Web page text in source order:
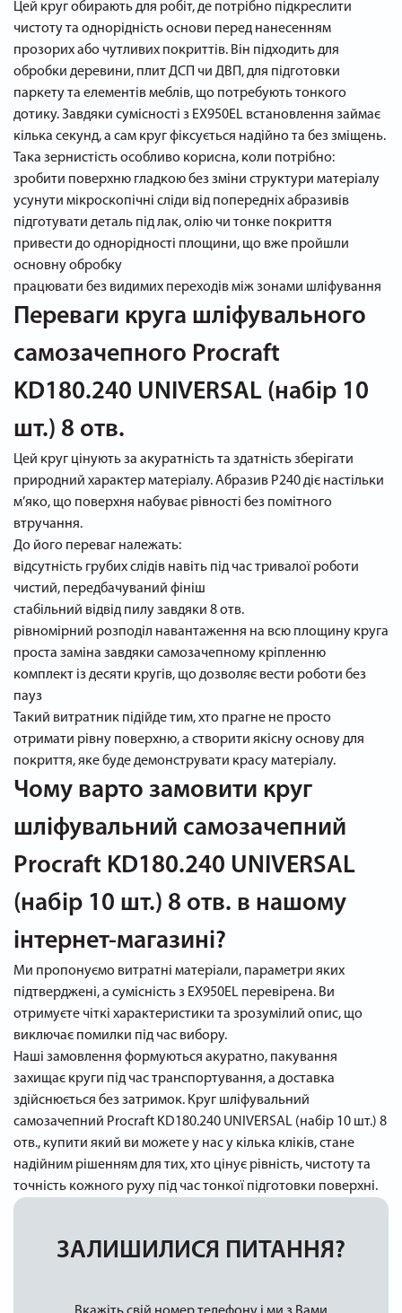
Цей круг обирають для робіт, де потрібно підкреслити
чистоту та однорідність основи перед нанесенням
прозорих або чутливих покриттів. Він підходить для
обробки деревини, плит ДСП чи ДВП, для підготовки
паркету та елементів меблів, що потребують тонкого
дотику. Завдяки сумісності з EX950EL встановлення займає
кілька секунд, а сам круг фіксується надійно та без зміщень.
Така зернистість особливо корисна, коли потрібно:
зробити поверхню гладкою без зміни структури матеріалу
усунути мікроскопічні сліди від попередніх абразивів
підготувати деталь під лак, олію чи тонке покриття
привести до однорідності площини, що вже пройшли
основну обробку
працювати без видимих переходів між зонами шліфування
Переваги круга шліфувального
самозачепного Procraft
KD180.240 UNIVERSAL (набір 10
шт.) 8 отв.
Цей круг цінують за акуратність та здатність зберігати
природний характер матеріалу. Абразив P240 діє настільки
м’яко, що поверхня набуває рівності без помітного
втручання.
До його переваг належать:
відсутність грубих слідів навіть під час тривалої роботи
чистий, передбачуваний фініш
стабільний відвід пилу завдяки 8 отв.
рівномірний розподіл навантаження на всю площину круга
проста заміна завдяки самозачепному кріпленню
комплект із десяти кругів, що дозволяє вести роботи без
пауз
Такий витратник підійде тим, хто прагне не просто
отримати рівну поверхню, а створити якісну основу для
покриття, яке буде демонструвати красу матеріалу.
Чому варто замовити круг
шліфувальний самозачепний
Procraft KD180.240 UNIVERSAL
(набір 10 шт.) 8 отв. в нашому
інтернет-магазині?
Ми пропонуємо витратні матеріали, параметри яких
підтверджені, а сумісність з EX950EL перевірена. Ви
отримуєте чіткі характеристики та зрозумілий опис, що
виключає помилки під час вибору.
Наші замовлення формуються акуратно, пакування
захищає круги під час транспортування, а доставка
здійснюється без затримок. Круг шліфувальний
самозачепний Procraft KD180.240 UNIVERSAL (набір 10 шт.) 8
отв., купити який ви можете у нас у кілька кліків, стане
надійним рішенням для тих, хто цінує рівність, чистоту та
точність кожного руху під час тонкої підготовки поверхні.
ЗАЛИШИЛИСЯ ПИТАННЯ?